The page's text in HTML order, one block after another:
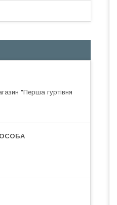
"Перша гуртівня